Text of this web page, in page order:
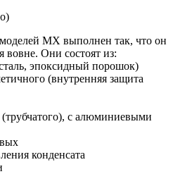
MX выполнен так, что он
вовне. Они состоят из:
эпоксидный порошок)
(внутренняя защита
(трубчатого), с алюминиевыми
конденсата